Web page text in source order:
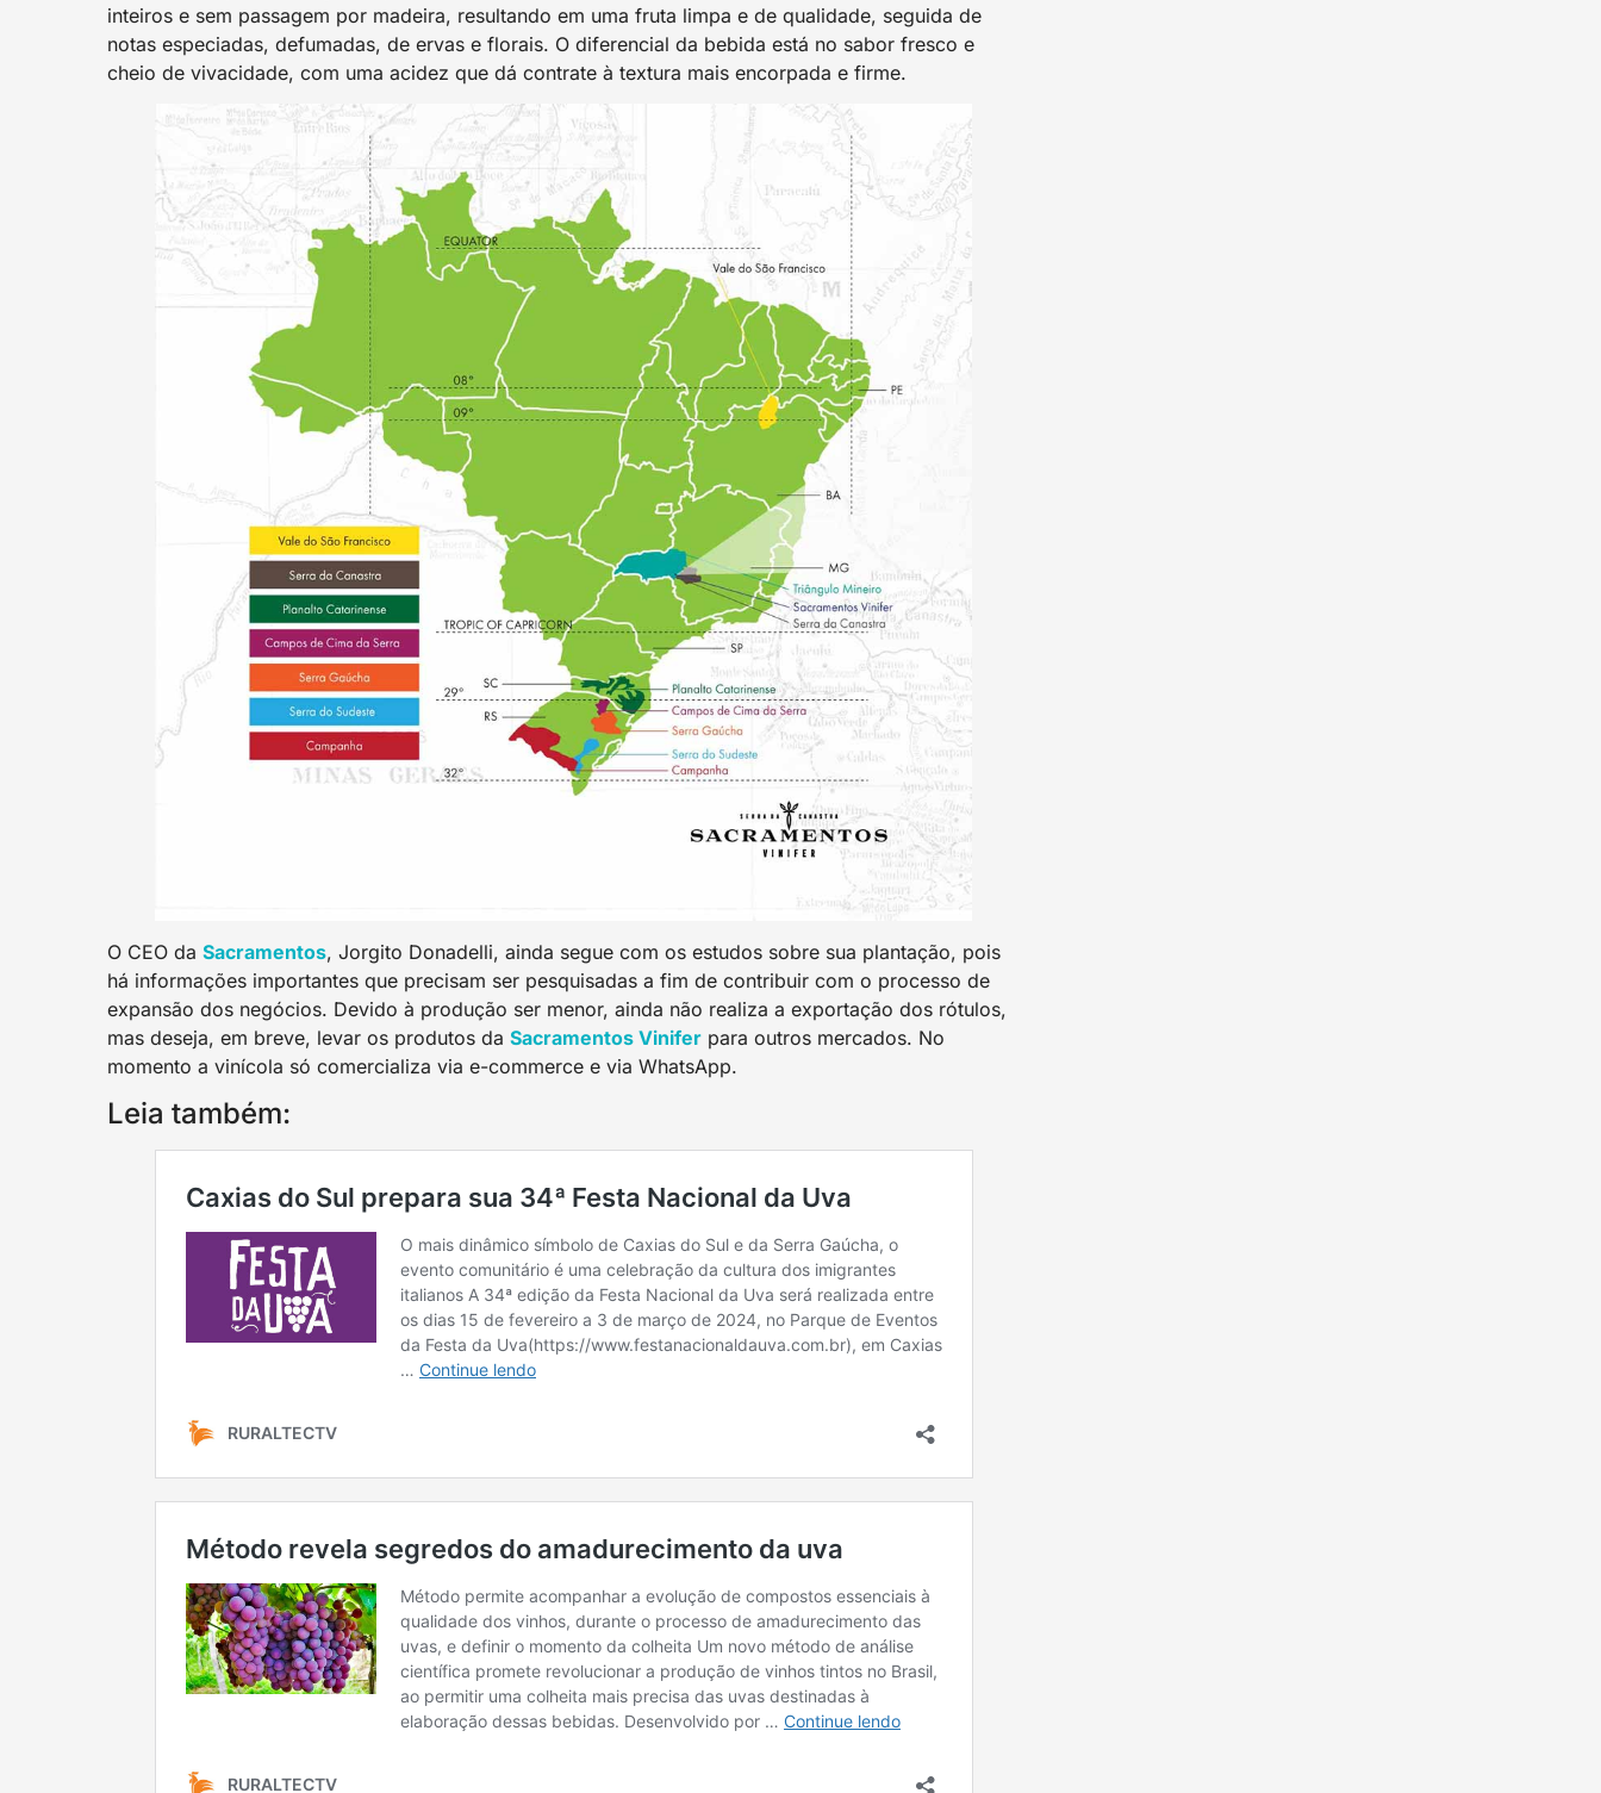
inteiros e sem passagem por madeira, resultando em uma fruta limpa e de qualidade, seguida de
notas especiadas, defumadas, de ervas e florais. O diferencial da bebida está no sabor fresco e
cheio de vivacidade, com uma acidez que dá contrate à textura mais encorpada e firme.
O CEO da Sacramentos, Jorgito Donadelli, ainda segue com os estudos sobre sua plantação, pois
há informações importantes que precisam ser pesquisadas a fim de contribuir com o processo de
expansão dos negócios. Devido à produção ser menor, ainda não realiza a exportação dos rótulos,
mas deseja, em breve, levar os produtos da Sacramentos Vinifer para outros mercados. No
momento a vinícola só comercializa via e-commerce e via WhatsApp.
Leia também: